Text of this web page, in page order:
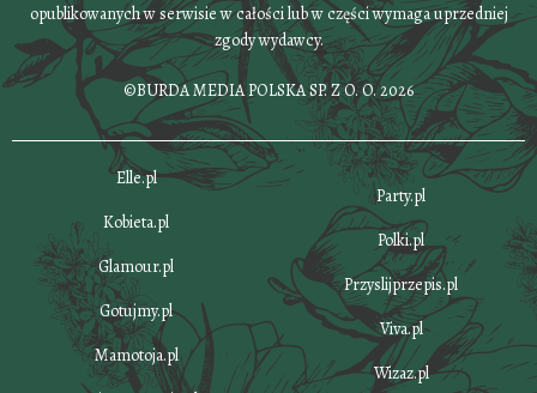
opublikowanych w serwisie w całości lub w części wymaga uprzedniej
zgody wydawcy.
©BURDA MEDIA POLSKA SP. Z O. O. 2026
Elle.pl
Kobieta.pl
Glamour.pl
Gotujmy.pl
Mamotoja.pl
Party.pl
Polki.pl
Przyslijprzepis.pl
Viva.pl
Wizaz.pl